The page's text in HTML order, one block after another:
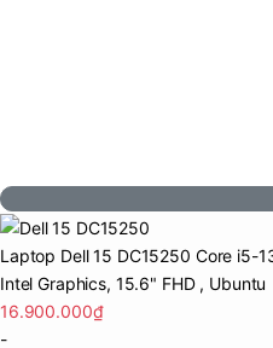
Intel Graphics đáp
bản
Máy sử dụng card đồ họa
Laptop Dell 15 DC15250 Core i5-
Intel Graphics, 15.6" FHD , Ubuntu
16.900.000₫
-